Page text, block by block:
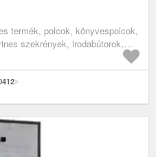
termék, polcok, könyvespolcok,
szekrények, irodabútorok,